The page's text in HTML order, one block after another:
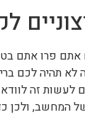
אתם פרו אתם
תהיה לכם
זה
המחשב, ולכן